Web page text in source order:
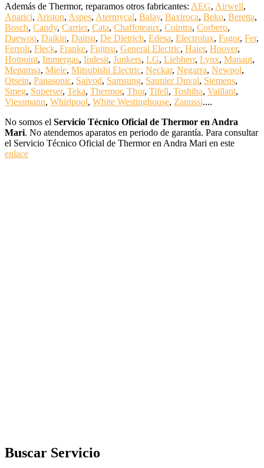
Además de Thermor, reparamos otros fabricantes: AEG, Airwell,
Aparici, Ariston, Aspes, Atermycal, Balay, Baxiroca, Beko, Beretta,
Bosch, Candy, Carrier, Cata, Chaffoteaux, Cointra, Corbero,
Daewoo, Daikin, Daitsu, De Dietrich, Edesa, Electrolux, Fagor, Fer,
Ferroli, Fleck, Franke, Fujitsu, General Electric, Haier, Hoover,
Hotpoint, Immergas, Indesit, Junkers, LG, Liebherr, Lynx, Manaut,
Mepamsa, Miele, Mitsubishi Electric, Neckar, Negarra, Newpol,
Otsein, Panasonic, Saivod, Samsung, Saunier Duval, Siemens,
Smeg, Superser, Teka, Thermor, Thor, Tifell, Toshiba, Vaillant,
Viessmann, Whirlpool, White Westinghouse, Zanussi....
No somos el Servicio Técnico Oficial de Thermor en Andra
Mari. No atendemos aparatos en periodo de garantía. Para consultar
el Servicio Técnico Oficial de Thermor en Andra Mari en este
enlace
Buscar Servicio